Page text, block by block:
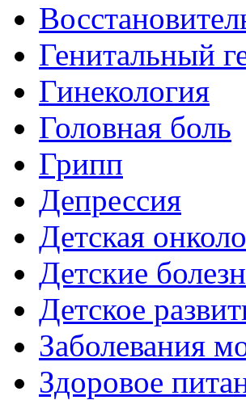
Генитальный
Гинекология
Головная боль
Грипп
Депрессия
Детская
Детские
Детское
Заболевания
Здоровое